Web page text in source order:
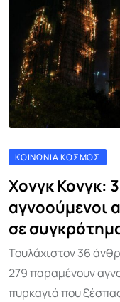
ΚΟΙΝΩΝΊΑ ΚΌΣΜΟΣ
Χονγκ Κονγκ:
αγνοούμενοι
σε
Τουλάχιστον 36
279 παραμένουν
πυρκαγιά που